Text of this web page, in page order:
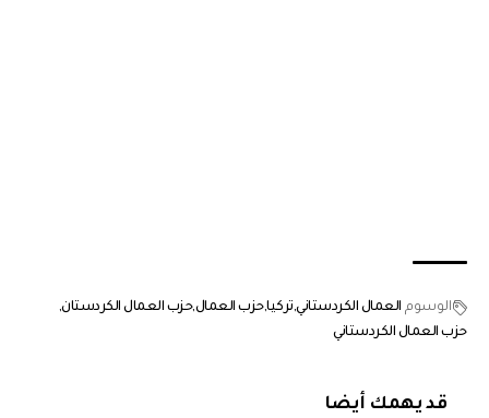
الوسوم العمال الكردستاني تركياحزب العمالحزب العمال الكردستان
حزب العمال الكردستاني
قد يهمك أيضا